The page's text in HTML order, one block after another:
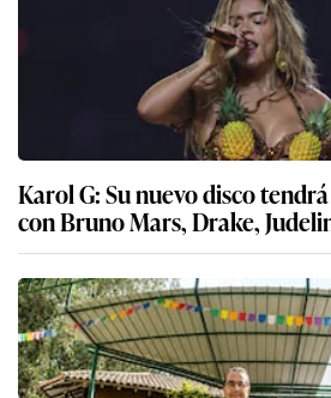
Karol G: Su nuevo disco
con Bruno Mars, Drake,